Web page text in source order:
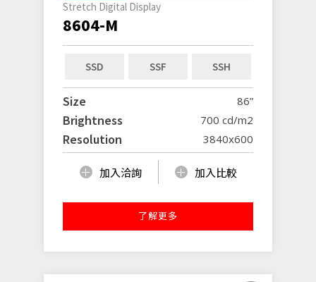
Stretch Digital Display
8604-M
SSD SSF SSH
Size 86”
Brightness 700 cd/m2
Resolution 3840x600
加入洽詢 加入比較
了解更多